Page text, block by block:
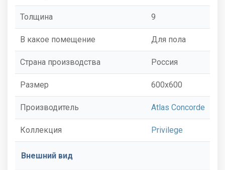
Толщина 9
В какое помещение Для пола
Страна производства Россия
Размер 600x600
Производитель Atlas Concorde
Коллекция Privilege
Внешний вид